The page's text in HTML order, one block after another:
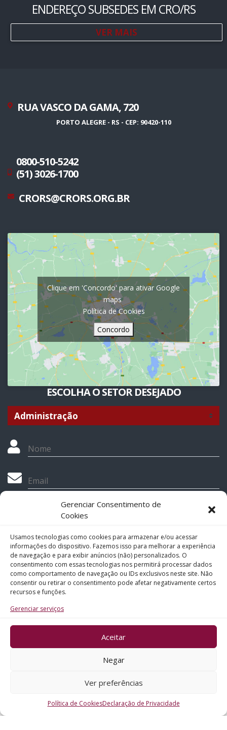
Gerenciar Consentimento de
Cookies
Usamos tecnologias como cookies para armazenar e/ou acessar
informações do dispositivo. Fazemos isso para melhorar a experiência
de navegação e para exibir anúncios (não) personalizados. O
consentimento com essas tecnologias nos permitirá processar dados
como comportamento de navegação ou IDs exclusivos neste site. Não
consentir ou retirar o consentimento pode afetar negativamente certos
recursos e funções.
Gerenciar serviços
Aceitar
Negar
Ver preferências
Política de CookiesDeclaração de Privacidade
ENDEREÇO SUBSEDES EM CRO/RS
VER MAIS
RUA VASCO DA GAMA, 720
PORTO ALEGRE - RS - CEP: 90420-110
0800-510-5242
(51) 3026-1700
CRORS@CRORS.ORG.BR
Clique em 'Concordo' para ativar Google
maps
Política de Cookies
Concordo
ESCOLHA O SETOR DESEJADO
Nome
Email
Telefone
Assunto
Mensagem